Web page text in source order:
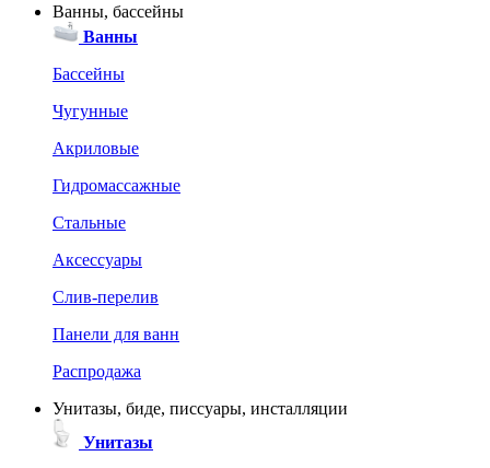
Ванны, бассейны
Ванны
Бассейны
Чугунные
Акриловые
Гидромассажные
Стальные
Аксессуары
Слив-перелив
Панели для ванн
Распродажа
Унитазы, биде, писсуары, инсталляции
Унитазы